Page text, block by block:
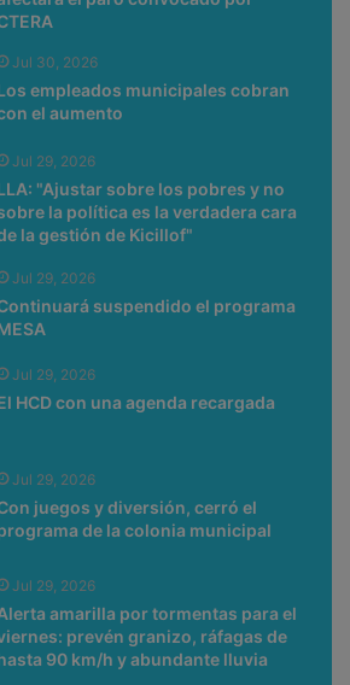
Jul 30, 2026
empleados municipales cobran
el aumento
Jul 29, 2026
"Ajustar sobre los pobres y no
la política es la verdadera cara
la gestión de Kicillof"
Jul 29, 2026
suspendido el programa
Jul 29, 2026
HCD con una agenda recargada
Jul 29, 2026
juegos y diversión, cerró el
de la colonia municipal
Jul 29, 2026
amarilla por tormentas para el
prevén granizo, ráfagas de
90 km/h y abundante lluvia